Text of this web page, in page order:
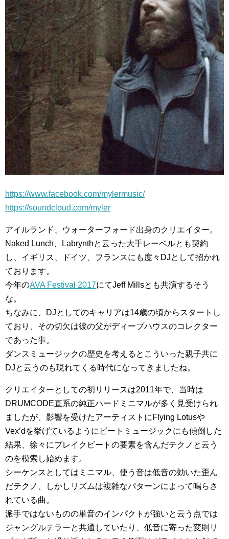
https://www.facebook.com/mylermusic/
https://soundcloud.com/myler
アイルランド、ウォーターフォード出身のクリエイター。
Naked Lunch、Labrynthと云った大手レーベルとも契約
し、イギリス、ドイツ、フランスにも度々DJとして招かれ
ております。
今年のAVA Festival 2017にてJeff Millsとも共演するそう
な。
ちなみに、DJとしてのキャリアは14歳の頃からスタートし
ており、その切欠は彼の父がディープハウスのコレクター
であった事。
ダンスミュージックの歴史を考えるとこういった親子共に
DJと云うのも現れてくる時代になってきましたね。
クリエイターとしての初リリースは2011年で、当時は
DRUMCODE直系の純正ハードミニマルが多く見受けられ
ましたが、影響を受けたアーティストにFlying Lotusや
Vex’dを挙げているようにビートミュージックにも傾倒した
結果、徐々にブレイクビートの要素を含んだテクノと云う
のを模索し始めます。
シーケンスとしてはミニマル、使う音は低音の効いた歪ん
だテクノ、しかしリズムは複雑なパターンによって鳴らさ
れている曲。
派手ではないものの単音のインパクトが強いと云う点では
ジャングルテラーと共通していたり、低音に寄った変則リ